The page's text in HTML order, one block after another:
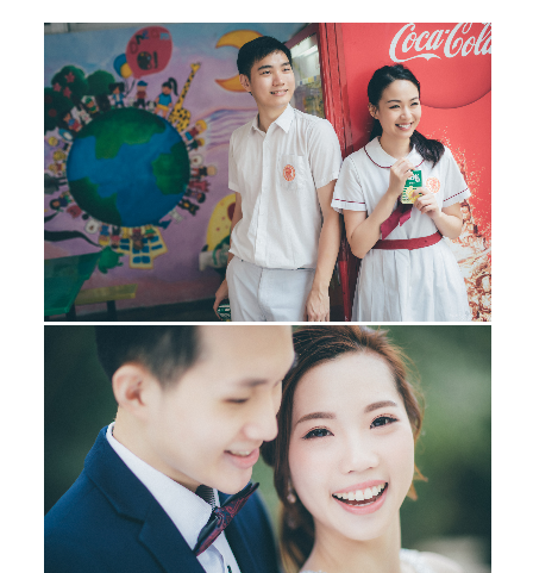
MARY & WILSON HK PRE WEDDING
婚紗攝影